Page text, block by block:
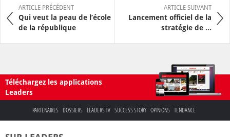
ARTICLE PRÉCÉDENT
Qui veut la peau de l’école
de la république
ARTICLE SUIVANT
Lancement officiel de la
stratégie de ...
Téléchargez les applications
Leaders
PARTENAIRES DOSSIERS LEADERS TV SUCCESS STORY OPINIONS TENDANCE